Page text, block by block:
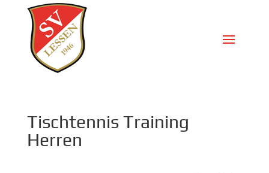
Tischtennis Training
Herren